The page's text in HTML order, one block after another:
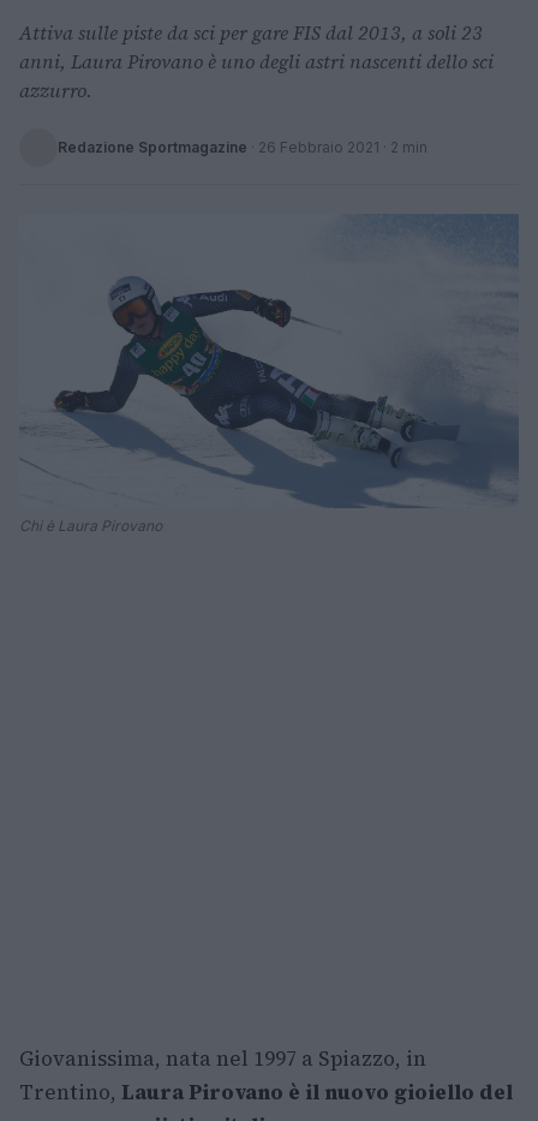
Attiva sulle piste da sci per gare FIS dal 2013, a soli 23
anni, Laura Pirovano è uno degli astri nascenti dello sci
azzurro.
Redazione Sportmagazine · 26 Febbraio 2021 · 2 min
Chi è Laura Pirovano
Giovanissima, nata nel 1997 a Spiazzo, in
Trentino, Laura Pirovano è il nuovo gioiello del